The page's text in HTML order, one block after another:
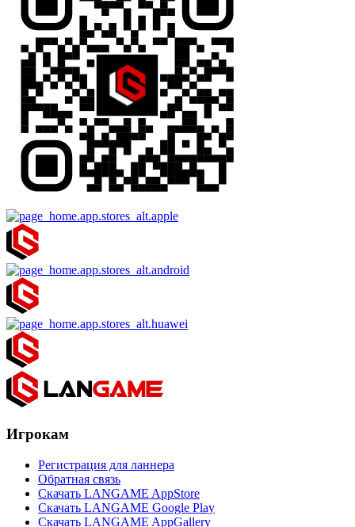
Игрокам
Регистрация для ланнера
Обратная связь
Скачать LANGAME AppStore
Скачать LANGAME Google Play
Скачать LANGAME AppGallery